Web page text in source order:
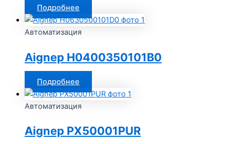
Подробнее
Автоматизация
Aignep H0400350101B0
Подробнее
Автоматизация
Aignep PX50001PUR